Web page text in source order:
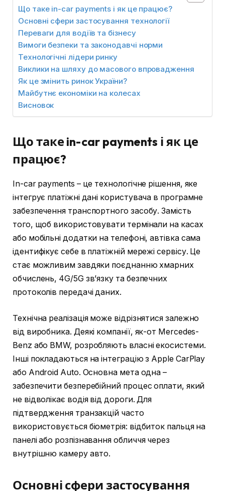
Що таке in-car payments і як це працює?
Основні сфери застосування технології
Переваги для водіїв та бізнесу
Вимоги безпеки та законодавчі норми
Технологічні лідери ринку
Виклики на шляху до масового впровадження
Як це змінить ринок України?
Майбутнє економіки на колесах
Висновок
Що таке in-car payments і як це
працює?
In-car payments – це технологічне рішення, яке
інтегрує платіжні дані користувача в програмне
забезпечення транспортного засобу. Замість
того, щоб використовувати термінали на касах
або мобільні додатки на телефоні, автівка сама
ідентифікує себе в платіжній мережі сервісу. Це
стає можливим завдяки поєднанню хмарних
обчислень, 4G/5G зв’язку та безпечних
протоколів передачі даних.
Технічна реалізація може відрізнятися залежно
від виробника. Деякі компанії, як-от Mercedes-
Benz або BMW, розробляють власні екосистеми.
Інші покладаються на інтеграцію з Apple CarPlay
або Android Auto. Основна мета одна –
забезпечити безперебійний процес оплати, який
не відволікає водія від дороги. Для
підтвердження транзакцій часто
використовується біометрія: відбиток пальця на
панелі або розпізнавання обличчя через
внутрішню камеру авто.
Основні сфери застосування